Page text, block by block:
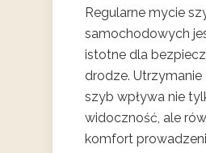
Regularne mycie
samochodowych
istotne dla
drodze.
szyb wpływa nie
widoczność, ale
komfort